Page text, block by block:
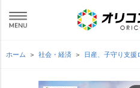
ホーム 社会・経済 日産、子守り支